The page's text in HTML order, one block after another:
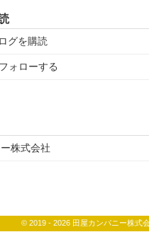
グを購読
ォローする
株式会社
© 2019 - 2026 田屋カンパニー株式